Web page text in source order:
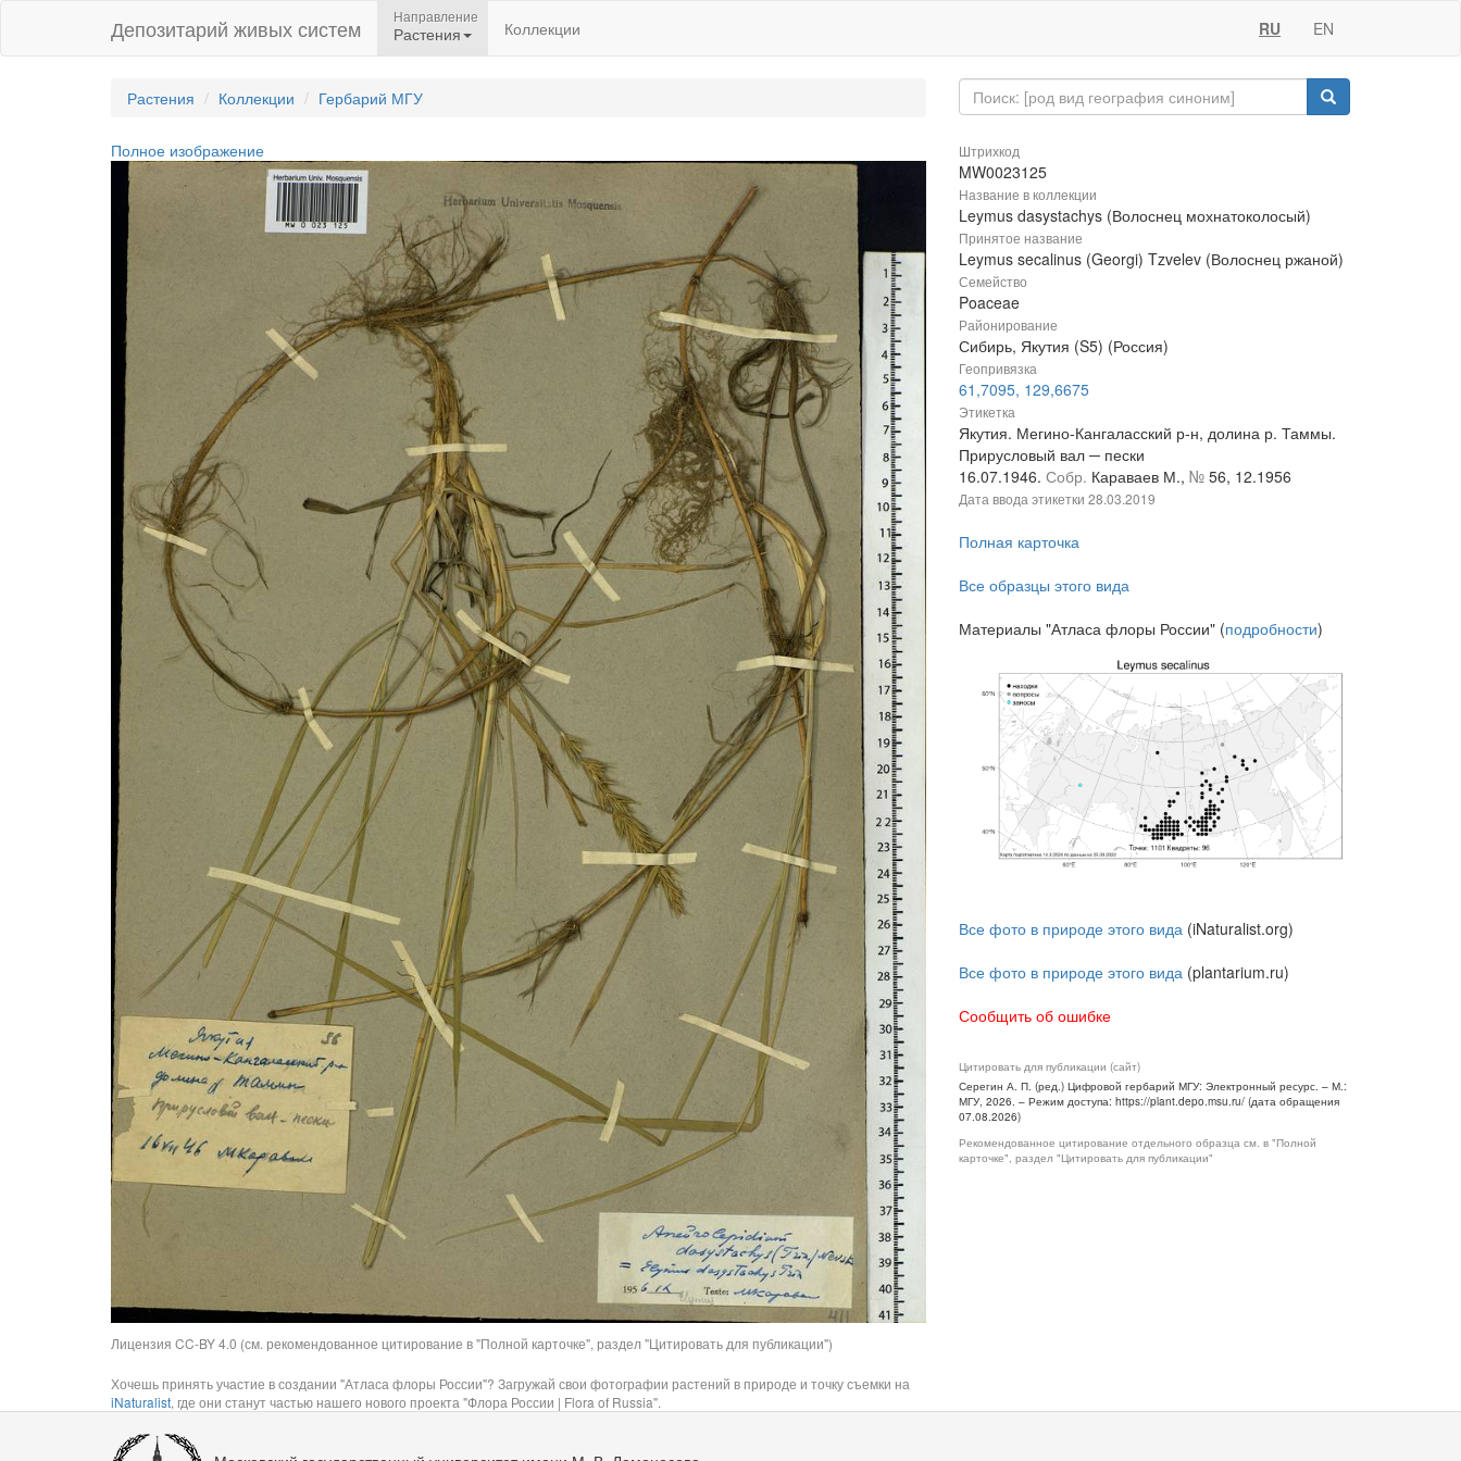
Депозитарий живых систем Направление
Растения Коллекции RU EN
Растения Коллекции Гербарий МГУ
Полное изображение
Лицензия CC-BY 4.0 (см. рекомендованное цитирование в "Полной карточке", раздел "Цитировать для публикации")
Хочешь принять участие в создании "Атласа флоры России"? Загружай свои фотографии растений в природе и точку съемки на
iNaturalist, где они станут частью нашего нового проекта "Флора России | Flora of Russia".
Штрихкод
MW0023125
Название в коллекции
Leymus dasystachys (Волоснец мохнатоколосый)
Принятое название
Leymus secalinus (Georgi) Tzvelev (Волоснец ржаной)
Семейство
Poaceae
Районирование
Сибирь, Якутия (S5) (Россия)
Геопривязка
61,7095, 129,6675
Этикетка
Якутия. Мегино-Кангаласский р-н, долина р. Таммы.
Прирусловый вал ─ пески
16.07.1946. Собр. Караваев М., № 56, 12.1956
Дата ввода этикетки 28.03.2019
Полная карточка
Все образцы этого вида
Материалы "Атласа флоры России" (подробности)
Все фото в природе этого вида (iNaturalist.org)
Все фото в природе этого вида (plantarium.ru)
Сообщить об ошибке
Цитировать для публикации (сайт)
Серегин А. П. (ред.) Цифровой гербарий МГУ: Электронный ресурс. – М.:
МГУ, 2026. – Режим доступа: https://plant.depo.msu.ru/ (дата обращения
07.08.2026)
Рекомендованное цитирование отдельного образца см. в "Полной
карточке", раздел "Цитировать для публикации"